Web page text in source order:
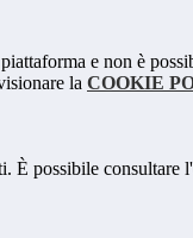
e non è
la COOKIE
È possibile